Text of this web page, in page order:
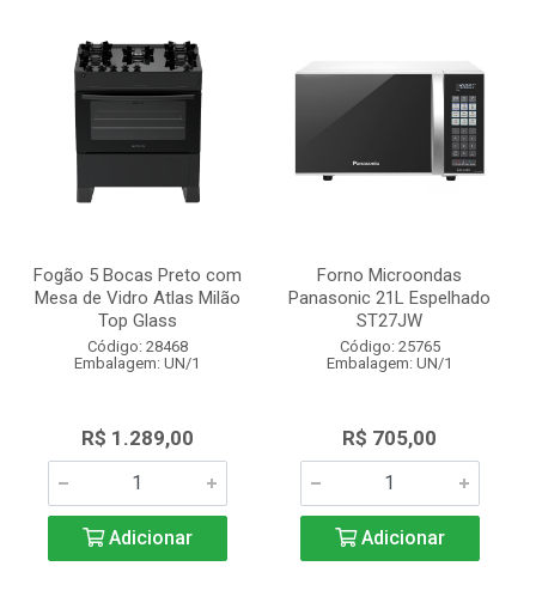
Fogão 5 Bocas Preto com
Mesa de Vidro Atlas Milão
Top Glass
Código: 28468
Embalagem: UN/1
R$ 1.289,00
Adicionar
Forno Microondas
Panasonic 21L Espelhado
ST27JW
Código: 25765
Embalagem: UN/1
R$ 705,00
Adicionar